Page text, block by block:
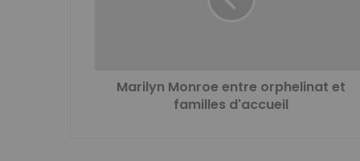
Marilyn Monroe entre orphelinat et
familles d'accueil